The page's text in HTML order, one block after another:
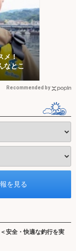
メ！
なとこ
Recommended by
安全・快適な釣行を実